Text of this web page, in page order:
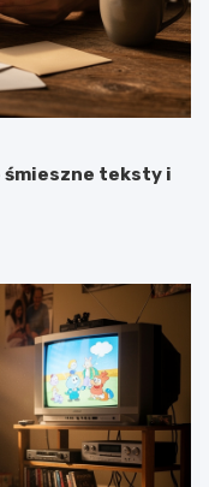
śmieszne teksty i